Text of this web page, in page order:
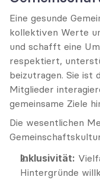
Eine gesunde
kollektiven Werte
und schafft eine
respektiert,
beizutragen. Sie ist
Mitglieder
gemeinsame Ziele
Die wesentlichen
Inklusivität:
Hintergründe